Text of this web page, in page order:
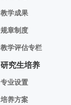
教学成果
规章制度
教学评估专栏
研究生培养
专业设置
培养方案